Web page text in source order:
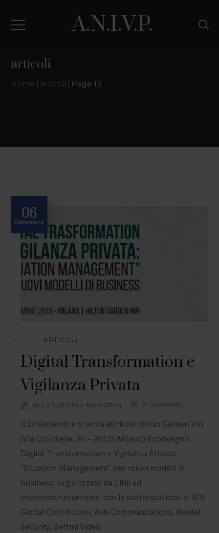
A.N.I.V.P.
articoli
Home articoli Page 13
06
Settembre
ARTICOLI
Digital Transformation e
Vigilanza Privata
by La Segreteria Associativa 0 Comments
Il 24 settembre si terrà all’Hotel Hilton Garden Inn
(Via Columella, 36 – 20125 Milano) il convegno
Digital Transformation e Vigilanza Privata:
“Situation Management” per nuovi modelli di
business, organizzato da Citel ed
essecome/securindex, con la partecipazione di ADI
Global Distribution, Axis Communications, Bentel
Security, Bettini Video.